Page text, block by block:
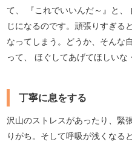
て、 『これでいいんだ～』と
じになるのです。頑張りすぎる
なってしまう。どうか、そんな
って、 ほぐしてあげてほしいな
丁寧に息をする
沢山のストレスがあったり、緊
りがち。そして呼吸が浅くなる